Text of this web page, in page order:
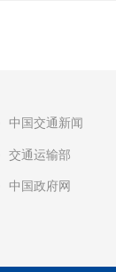
中国交通新闻
交通运输部
中国政府网